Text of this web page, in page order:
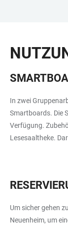
In zwei
Smartboards. Die
Verfügung.
Lesesaaltheke.
Um sicher gehen
Neuenheim, um